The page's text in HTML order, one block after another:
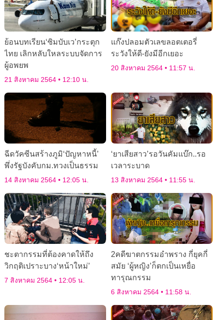
ย้อนบทเรียน‘ซิมบับเว’กระตุก
ไทย เลิกหลับใหลระบบจัดการ
ผู้อพยพ
21 สิงหาคม 2564 12:10 น.
แก๊งปลอมตัวเลขลอตเตอรี่
ระวังให้ดี-ยังมีอีกเยอะ
20 สิงหาคม 2564 11:57 น.
ฉีดวัคซีนสร้างภูมิ‘ปัญหาหนี้’
พึ่งรัฐบังคับกม.ทวงเป็นธรรม
14 สิงหาคม 2564 12:05 น.
‘ยาเสียสาว’รอวันคัมแบ๊ก..รอ
เวลาระบาด
13 สิงหาคม 2564 11:55 น.
ชะตากรรมที่ต้องคาดให้ถึง
วิกฤติเปราะบาง‘หน้าใหม่’
7 สิงหาคม 2564 12:05 น.
2คดีฆาตกรรมอำพราง กี่ยุคกี่
สมัย ‘ผู้หญิง’ก็ตกเป็นเหยื่อ
ทารุณกรรม
6 สิงหาคม 2564 11:58 น.